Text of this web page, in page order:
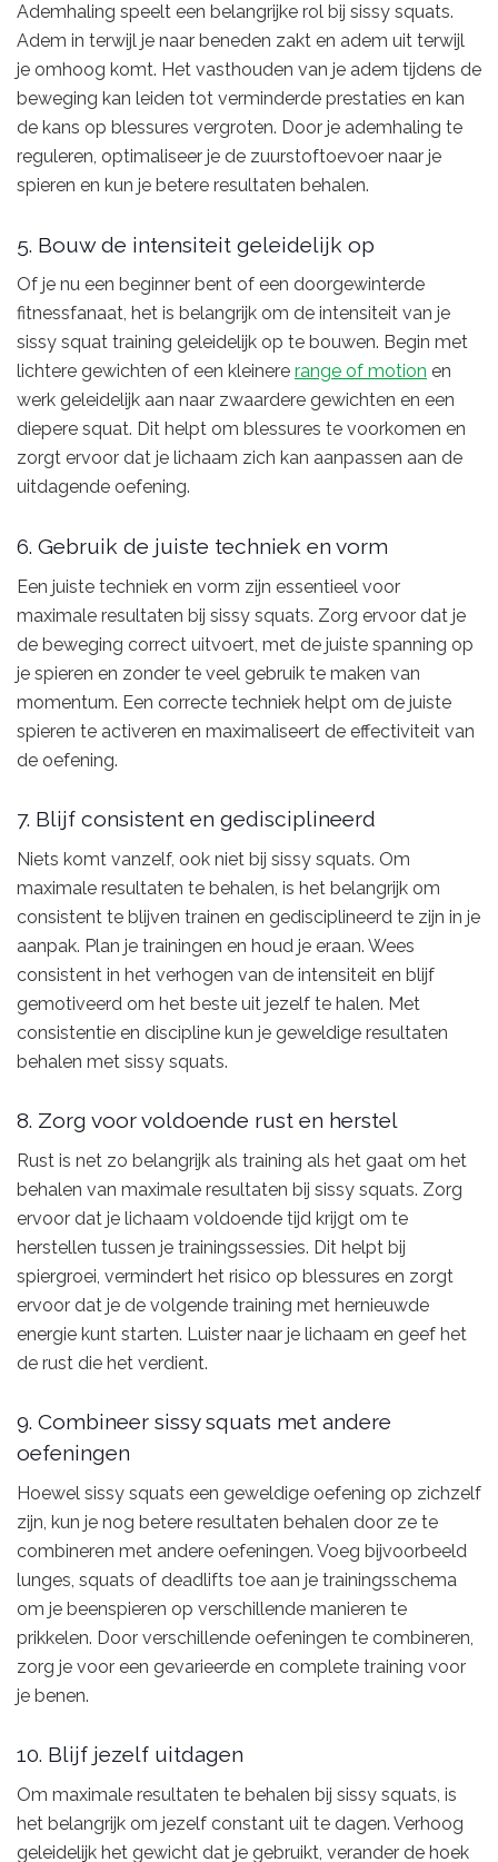
Ademhaling speelt een belangrijke rol bij sissy squats.
Adem in terwijl je naar beneden zakt en adem uit terwijl
je omhoog komt. Het vasthouden van je adem tijdens de
beweging kan leiden tot verminderde prestaties en kan
de kans op blessures vergroten. Door je ademhaling te
reguleren, optimaliseer je de zuurstoftoevoer naar je
spieren en kun je betere resultaten behalen.
5. Bouw de intensiteit geleidelijk op
Of je nu een beginner bent of een doorgewinterde
fitnessfanaat, het is belangrijk om de intensiteit van je
sissy squat training geleidelijk op te bouwen. Begin met
lichtere gewichten of een kleinere range of motion en
werk geleidelijk aan naar zwaardere gewichten en een
diepere squat. Dit helpt om blessures te voorkomen en
zorgt ervoor dat je lichaam zich kan aanpassen aan de
uitdagende oefening.
6. Gebruik de juiste techniek en vorm
Een juiste techniek en vorm zijn essentieel voor
maximale resultaten bij sissy squats. Zorg ervoor dat je
de beweging correct uitvoert, met de juiste spanning op
je spieren en zonder te veel gebruik te maken van
momentum. Een correcte techniek helpt om de juiste
spieren te activeren en maximaliseert de effectiviteit van
de oefening.
7. Blijf consistent en gedisciplineerd
Niets komt vanzelf, ook niet bij sissy squats. Om
maximale resultaten te behalen, is het belangrijk om
consistent te blijven trainen en gedisciplineerd te zijn in je
aanpak. Plan je trainingen en houd je eraan. Wees
consistent in het verhogen van de intensiteit en blijf
gemotiveerd om het beste uit jezelf te halen. Met
consistentie en discipline kun je geweldige resultaten
behalen met sissy squats.
8. Zorg voor voldoende rust en herstel
Rust is net zo belangrijk als training als het gaat om het
behalen van maximale resultaten bij sissy squats. Zorg
ervoor dat je lichaam voldoende tijd krijgt om te
herstellen tussen je trainingssessies. Dit helpt bij
spiergroei, vermindert het risico op blessures en zorgt
ervoor dat je de volgende training met hernieuwde
energie kunt starten. Luister naar je lichaam en geef het
de rust die het verdient.
9. Combineer sissy squats met andere
oefeningen
Hoewel sissy squats een geweldige oefening op zichzelf
zijn, kun je nog betere resultaten behalen door ze te
combineren met andere oefeningen. Voeg bijvoorbeeld
lunges, squats of deadlifts toe aan je trainingsschema
om je beenspieren op verschillende manieren te
prikkelen. Door verschillende oefeningen te combineren,
zorg je voor een gevarieerde en complete training voor
je benen.
10. Blijf jezelf uitdagen
Om maximale resultaten te behalen bij sissy squats, is
het belangrijk om jezelf constant uit te dagen. Verhoog
geleidelijk het gewicht dat je gebruikt, verander de hoek